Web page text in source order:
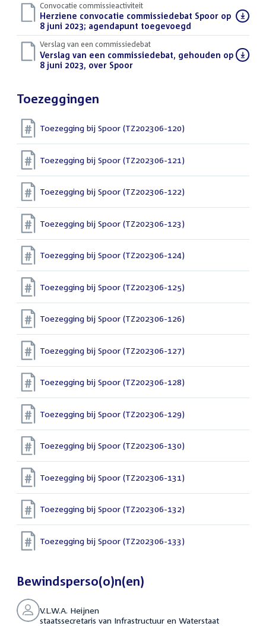
Convocatie commissieactiviteit
Download
bestand:
Herziene convocatie commissiedebat Spoor op
8 juni 2023; agendapunt toegevoegd
Verslag van een commissiedebat
Download
bestand:
Verslag van een commissiedebat, gehouden op
8 juni 2023, over Spoor(PDF)
Toezeggingen
Toezegging bij Spoor (TZ202306-120)
Toezegging bij Spoor (TZ202306-121)
Toezegging bij Spoor (TZ202306-122)
Toezegging bij Spoor (TZ202306-123)
Toezegging bij Spoor (TZ202306-124)
Toezegging bij Spoor (TZ202306-125)
Toezegging bij Spoor (TZ202306-126)
Toezegging bij Spoor (TZ202306-127)
Toezegging bij Spoor (TZ202306-128)
Toezegging bij Spoor (TZ202306-129)
Toezegging bij Spoor (TZ202306-130)
Toezegging bij Spoor (TZ202306-131)
Toezegging bij Spoor (TZ202306-132)
Toezegging bij Spoor (TZ202306-133)
Bewindsperso(o)n(en)
V.L.W.A. Heijnen
staatssecretaris van Infrastructuur en Waterstaat